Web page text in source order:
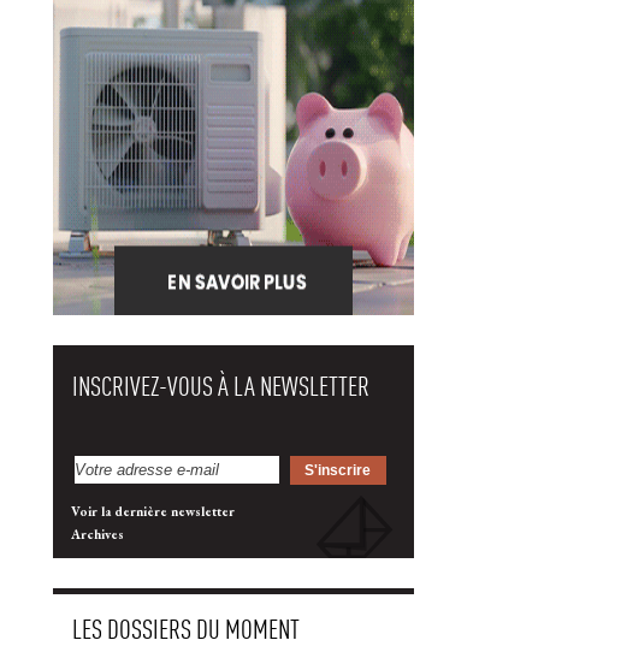
INSCRIVEZ-VOUS À LA NEWSLETTER
Voir la dernière newsletter
Archives
LES DOSSIERS DU MOMENT